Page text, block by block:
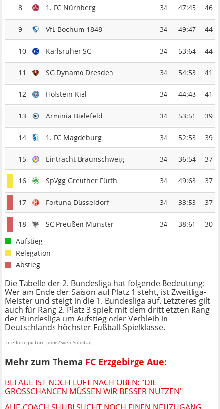
8 1. FC Nürnberg 34 47:45 46
9 VfL Bochum 1848 34 49:47 44
10 Karlsruher SC 34 53:64 44
11 SG Dynamo Dresden 34 54:53 41
12 Holstein Kiel 34 44:48 41
13 Arminia Bielefeld 34 53:51 39
14 1. FC Magdeburg 34 52:58 39
15 Eintracht Braunschweig 34 36:54 37
16 SpVgg Greuther Fürth 34 49:68 37
17 Fortuna Düsseldorf 34 33:53 37
18 SC Preußen Münster 34 38:61
30
Aufstieg
Relegation
Abstieg
Die Tabelle der 2. Bundesliga hat folgende Bedeutung:
Wer am Ende der Saison auf Platz 1 steht, ist Zweitliga-
Meister und steigt in die 1. Bundesliga auf. Letzteres gilt
auch für Rang 2. Platz 3 spielt mit dem drittletzten Rang
der Bundesliga um Aufstieg oder Verbleib in
Deutschlands höchster Fußball-Spielklasse.
Titelfoto: picture point/Sven Sonntag
Mehr zum Thema FC Erzgebirge Aue:
BEI AUE IST NOCH LUFT NACH OBEN: "DIE
GROSSCHANCEN MÜSSEN WIR BESSER NUTZEN"